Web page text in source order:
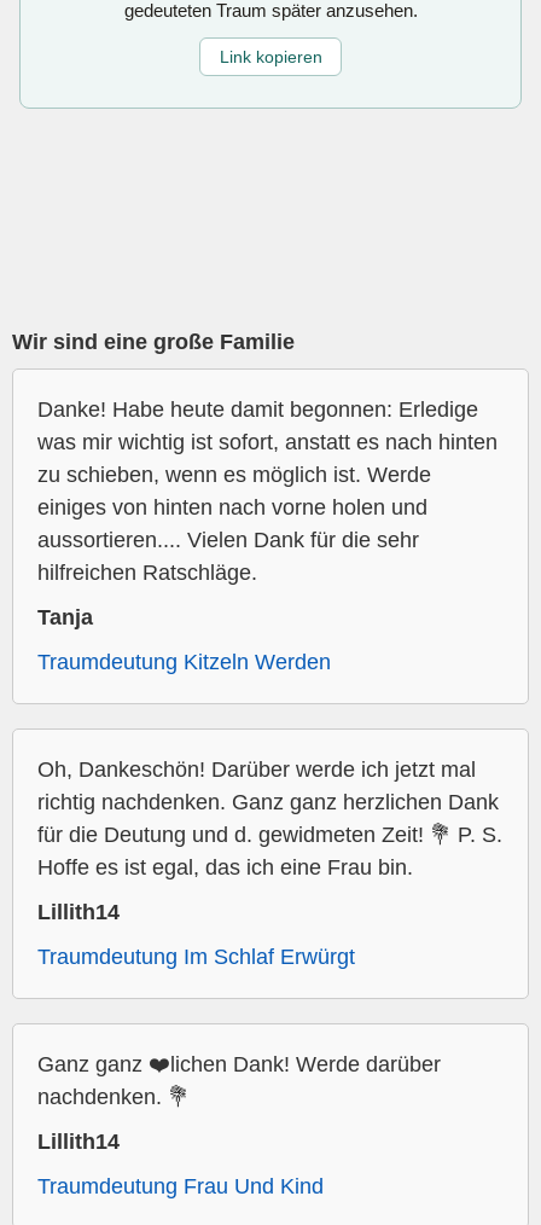
gedeuteten Traum später anzusehen.
Link kopieren
Wir sind eine große Familie
Danke! Habe heute damit begonnen: Erledige
was mir wichtig ist sofort, anstatt es nach hinten
zu schieben, wenn es möglich ist. Werde
einiges von hinten nach vorne holen und
aussortieren.... Vielen Dank für die sehr
hilfreichen Ratschläge.
Tanja
Traumdeutung Kitzeln Werden
Oh, Dankeschön! Darüber werde ich jetzt mal
richtig nachdenken. Ganz ganz herzlichen Dank
für die Deutung und d. gewidmeten Zeit! 💐 P. S.
Hoffe es ist egal, das ich eine Frau bin.
Lillith14
Traumdeutung Im Schlaf Erwürgt
Ganz ganz ❤️lichen Dank! Werde darüber
nachdenken. 💐
Lillith14
Traumdeutung Frau Und Kind